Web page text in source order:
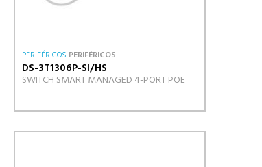
PERIFÉRICOS PERIFÉRICOS
DS-3T1306P-SI/HS
SWITCH SMART MANAGED 4-PORT POE